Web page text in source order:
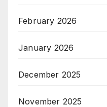
February 2026
January 2026
December 2025
November 2025